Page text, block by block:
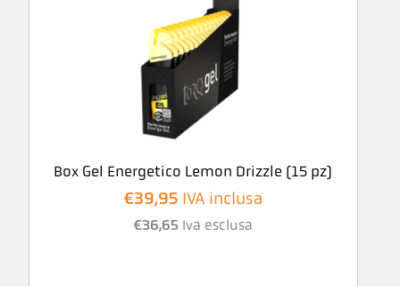
Box Gel Energetico Lemon Drizzle (15 pz)
€39,95 IVA inclusa
€36,65 Iva esclusa